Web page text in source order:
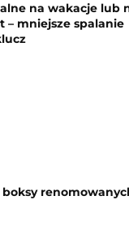
na wakacje lub
– mniejsze spalanie